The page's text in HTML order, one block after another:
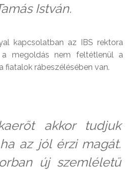
István.
kapcsolatban az IBS rektora
megoldás nem feltétlenül a
fiatalok rábeszélésében van.
akkor tudjuk
az jól érzi magát.
új szemléletű